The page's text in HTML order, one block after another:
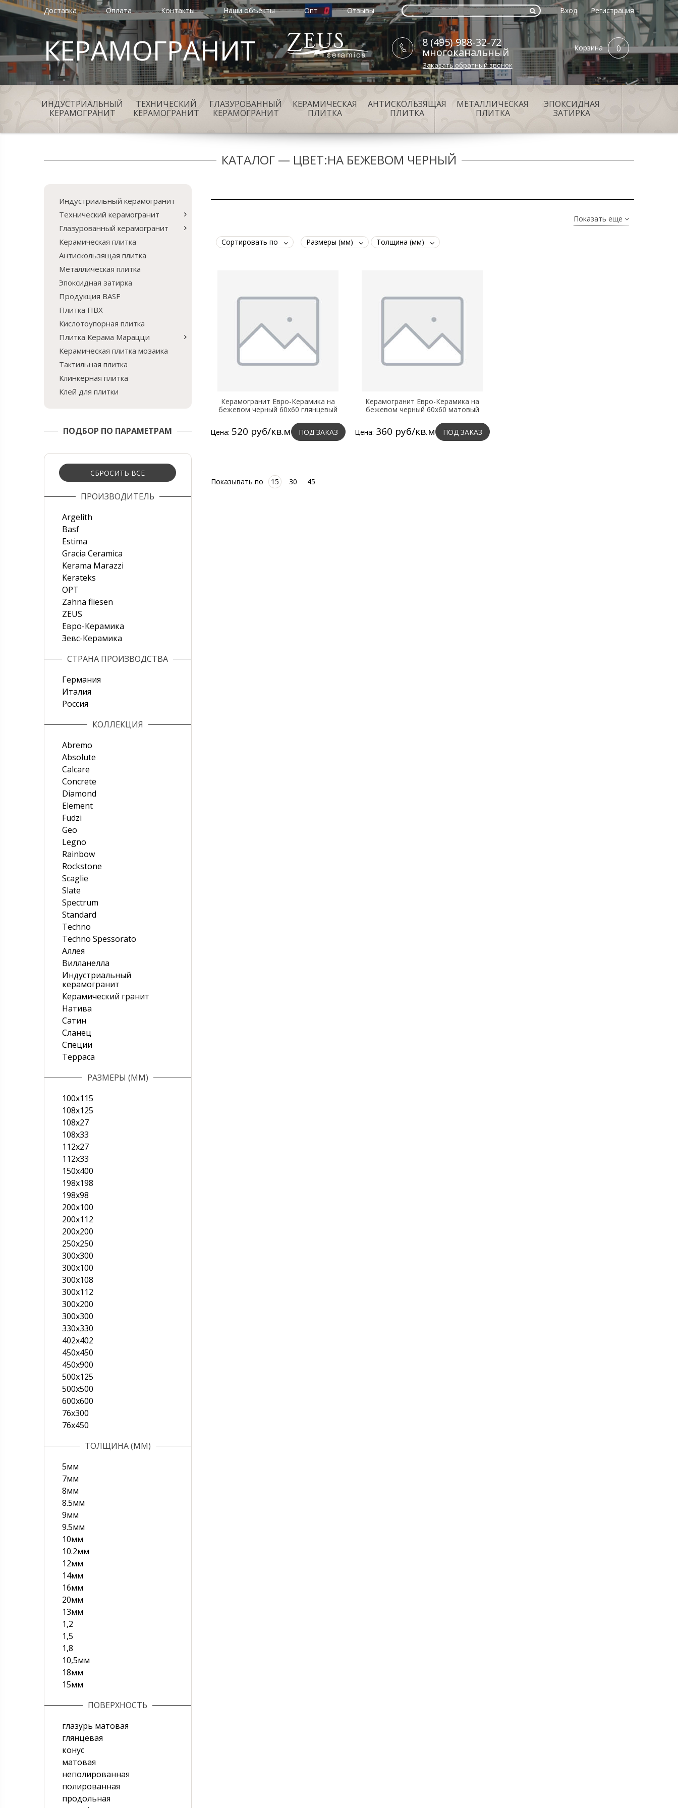
Доставка Оплата Контакты Наши объекты Опт Отзывы Вход Регистрация
КЕРАМОГРАНИТ Корзина 0
8 (495) 988-32-72
многоканальный
Заказать обратный звонок
ИНДУСТРИАЛЬНЫЙ
КЕРАМОГРАНИТ
ТЕХНИЧЕСКИЙ
КЕРАМОГРАНИТ
ГЛАЗУРОВАННЫЙ
КЕРАМОГРАНИТ
КЕРАМИЧЕСКАЯ
ПЛИТКА
АНТИСКОЛЬЗЯЩАЯ
ПЛИТКА
МЕТАЛЛИЧЕСКАЯ
ПЛИТКА
ЭПОКСИДНАЯ
ЗАТИРКА
КАТАЛОГ — ЦВЕТ:НА БЕЖЕВОМ ЧЕРНЫЙ
Индустриальный керамогранит
Технический керамогранит
Глазурованный керамогранит
Керамическая плитка
Антискользящая плитка
Металлическая плитка
Эпоксидная затирка
Продукция BASF
Плитка ПВХ
Кислотоупорная плитка
Плитка Керама Марацци
Керамическая плитка мозаика
Тактильная плитка
Клинкерная плитка
Клей для плитки
ПОДБОР ПО ПАРАМЕТРАМ
СБРОСИТЬ ВСЕ
ПРОИЗВОДИТЕЛЬ
Argelith
Basf
Estima
Gracia Ceramica
Kerama Marazzi
Kerateks
OPT
Zahna fliesen
ZEUS
Евро-Керамика
Зевс-Керамика
СТРАНА ПРОИЗВОДСТВА
Германия
Италия
Россия
КОЛЛЕКЦИЯ
Abremo
Absolute
Calcare
Concrete
Diamond
Element
Fudzi
Geo
Legno
Rainbow
Rockstone
Scaglie
Slate
Spectrum
Standard
Techno
Techno Spessorato
Аллея
Вилланелла
Индустриальный
керамогранит
Керамический гранит
Натива
Сатин
Сланец
Специи
Терраса
РАЗМЕРЫ (ММ)
100x115
108x125
108х27
108х33
112х27
112х33
150х400
198x198
198x98
200x100
200х112
200х200
250х250
300x300
300х100
300х108
300х112
300х200
300х300
330х330
402х402
450х450
450х900
500x125
500х500
600х600
76х300
76х450
ТОЛЩИНА (ММ)
5мм
7мм
8мм
8.5мм
9мм
9.5мм
10мм
10.2мм
12мм
14мм
16мм
20мм
13мм
1,2
1,5
1,8
10,5мм
18мм
15мм
ПОВЕРХНОСТЬ
глазурь матовая
глянцевая
конус
матовая
неполированная
полированная
продольная
Показать еще
Сортировать по Размеры (мм) Толщина (мм)
Керамогранит Евро-Керамика на
бежевом черный 60х60 глянцевый
Цена: 520 руб/кв.м ПОД ЗАКАЗ
Керамогранит Евро-Керамика на
бежевом черный 60х60 матовый
Цена: 360 руб/кв.м ПОД ЗАКАЗ
Показывать по 15 30 45